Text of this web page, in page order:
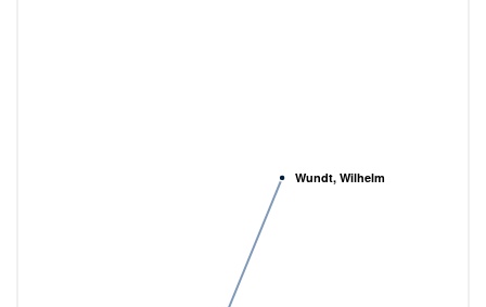
Wundt, Wilhelm